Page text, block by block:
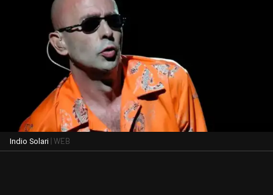
Indio Solari | WEB